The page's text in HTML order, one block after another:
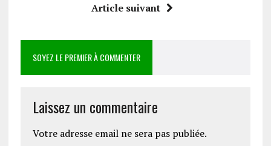
Article suivant
SOYEZ LE PREMIER À COMMENTER
Laissez un commentaire
Votre adresse email ne sera pas publiée.